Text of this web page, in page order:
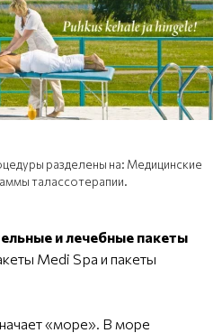
разделены на: Meдицинские
талассотерапии.
и лечебные пакеты
Medi Spa и пакеты
«море». В море